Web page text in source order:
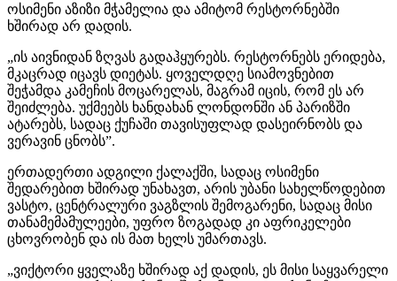
ოსიმენი აზიზი მჭამელია და ამიტომ რესტორნებში
ხშირად არ დადის.
„ის აივნიდან ზღვას გადაჰყურებს. რესტორნებს ერიდება,
მკაცრად იცავს დიეტას. ყოველდღე სიამოვნებით
შეჭამდა კამეჩის მოცარელას, მაგრამ იცის, რომ ეს არ
შეიძლება. უქმეებს ხანდახან ლონდონში ან პარიზში
ატარებს, სადაც ქუჩაში თავისუფლად დასეირნობს და
ვერავინ ცნობს”.
ერთადერთი ადგილი ქალაქში, სადაც ოსიმენი
შედარებით ხშირად უნახავთ, არის უბანი სახელწოდებით
ვასტო, ცენტრალური ვაგზლის შემოგარენი, სადაც მისი
თანამემამულეები, უფრო ზოგადად კი აფრიკელები
ცხოვრობენ და ის მათ ხელს უმართავს.
„ვიქტორი ყველაზე ხშირად აქ დადის, ეს მისი საყვარელი